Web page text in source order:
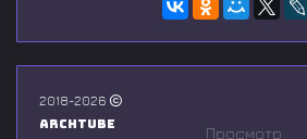
n
o
f
0
2018-2026
Archtube
Просмотр